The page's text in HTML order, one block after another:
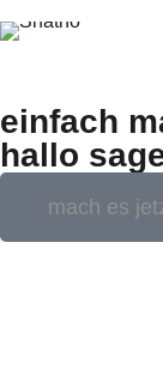
einfach
hallo
mach es